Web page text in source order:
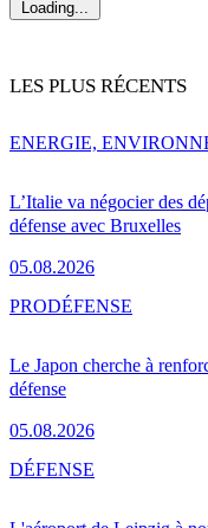
Loading...
LES PLUS RÉCENTS
L’Italie va négocier des
défense avec Bruxelles
05.08.2026
ENERGIE,
Le Japon cherche à
défense
05.08.2026
PRODÉFENSE
DÉFENSE